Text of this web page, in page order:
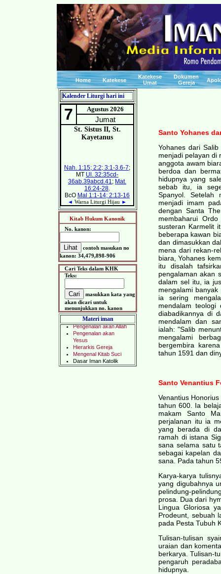
Home Katekese
Katekese
Umat
Dokumen
Gereja
Kalender Liturgi hari ini
Kitab Hukum Kanonik
No. kanon:
contoh masukan no
kanon: 34,479,898-906
Cari Teks dalam KHK
Teks:
masukkan kata yang
akan dicari untuk
menunjukkan no. kanon
Materi iman
Santo Yohanes
Yohanes dari
menjadi pelayan di
anggota awam
berdoa dan
hidupnya yang
sebab itu, ia
Spanyol. Setelah
menjadi imam
dengan Santa
membaharui
susteran Karmelit
beberapa kawan
dan dimasukkan
mena dari rekan-
biara, Yohanes
itu disalah
pengalaman akan
dalam sel itu, ia
mengalami
ia sering
mendalam teologi
diabadikannya di
mendalam dan
ialah: "Salib
mengalami
bergembira
tahun 1591 dan
Santo Venantius
Venantius
tahun 600. Ia
makam Santo
perjalanan itu ia
yang berada di
ramah di istana
sana selama satu
sebagai kapelan
sana. Pada tahun
Karya-karya
yang digubahnya
pelindung-
prosa. Dua dari
Lingua Gloriosa
Prodeunt, sebuah
pada Pesta Tubuh
Tulisan-tulisan
uraian dan
berkarya. Tulisan-
pengaruh
hidupnya.